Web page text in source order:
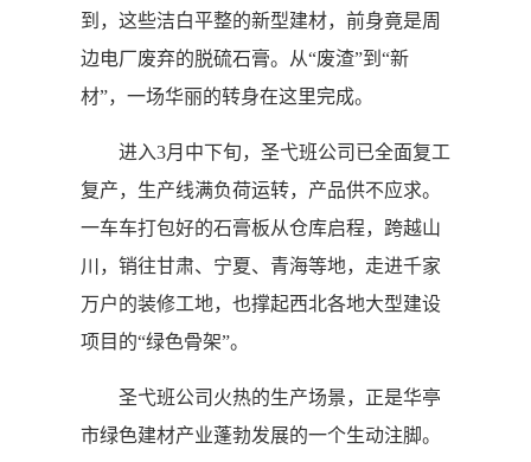
到，这些洁白平整的新型建材，前身竟是周
边电厂废弃的脱硫石膏。从“废渣”到“新
材”，一场华丽的转身在这里完成。
进入3月中下旬，圣弋班公司已全面复工
复产，生产线满负荷运转，产品供不应求。
一车车打包好的石膏板从仓库启程，跨越山
川，销往甘肃、宁夏、青海等地，走进千家
万户的装修工地，也撑起西北各地大型建设
项目的“绿色骨架”。
圣弋班公司火热的生产场景，正是华亭
市绿色建材产业蓬勃发展的一个生动注脚。